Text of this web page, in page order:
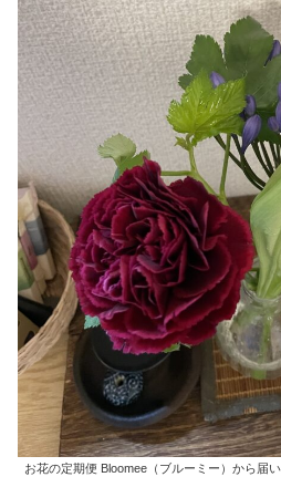
お花の定期便 Bloomee（ブルーミー）から届